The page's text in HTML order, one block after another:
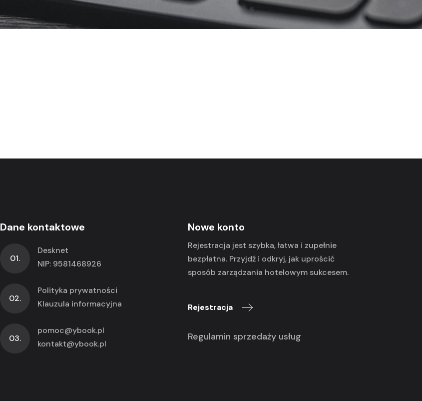
Dane kontaktowe
01.
Desknet
NIP: 9581468926
02.
Polityka prywatności
Klauzula informacyjna
03.
pomoc@ybook.pl
kontakt@ybook.pl
Nowe konto
Rejestracja jest szybka, łatwa i zupełnie
bezpłatna. Przyjdź i odkryj, jak uprościć
sposób zarządzania hotelowym sukcesem.
Rejestracja
Regulamin sprzedaży usług